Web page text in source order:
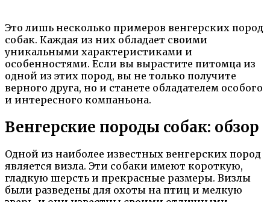
Это лишь несколько примеров венгерских пород
собак. Каждая из них обладает своими
уникальными характеристиками и
особенностями. Если вы вырастите питомца из
одной из этих пород, вы не только получите
верного друга, но и станете обладателем особого
и интересного компаньона.
Венгерские породы собак: обзор
Одной из наиболее известных венгерских пород
является визла. Эти собаки имеют короткую,
гладкую шерсть и прекрасные размеры. Визлы
были разведены для охоты на птиц и мелкую